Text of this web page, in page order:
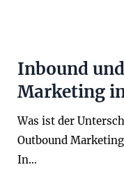
Inbound
Marketing
Was ist der
Outbound
In…